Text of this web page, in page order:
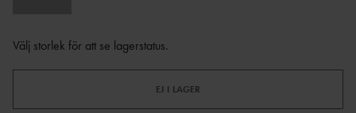
Välj storlek för att se lagerstatus.
EJ I LAGER